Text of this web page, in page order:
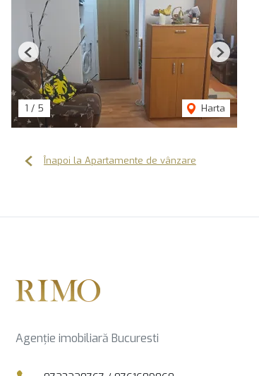
1 / 5 Harta
Previous Next
Înapoi la Apartamente de vânzare
Agenție imobiliară Bucuresti